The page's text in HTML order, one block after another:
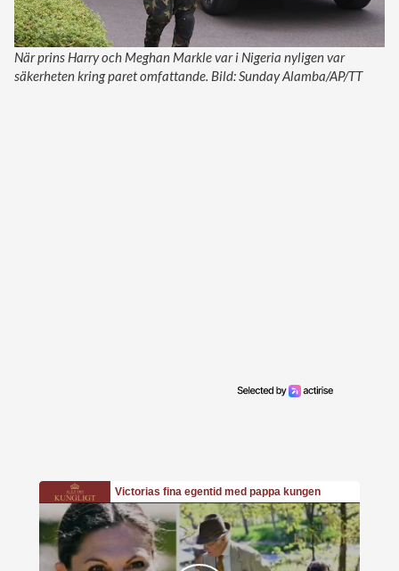
När prins Harry och Meghan Markle var i Nigeria nyligen var
säkerheten kring paret omfattande. Bild: Sunday Alamba/AP/TT